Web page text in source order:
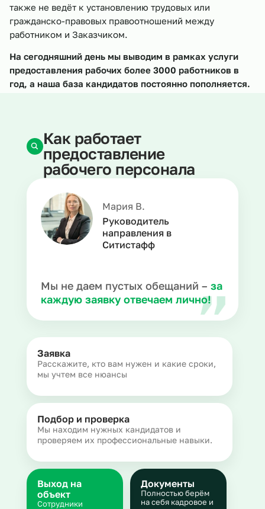
также не ведёт к установлению трудовых или
гражданско-правовых правоотношений между
работником и Заказчиком.
На сегодняшний день мы выводим в рамках услуги
предоставления рабочих более 3000 работников в
год, а наша база кандидатов постоянно пополняется.
Мария В.
Руководитель
направления в
Ситистафф
Мы не даем пустых обещаний – за
каждую заявку отвечаем лично!
Как работает
предоставление
рабочего персонала
Заявка
Расскажите, кто вам нужен и какие сроки,
мы учтем все нюансы
Подбор и проверка
Мы находим нужных кандидатов и
проверяем их профессиональные навыки.
Документы
Полностью берём
на себя кадровое и
Выход на
объект
Сотрудники